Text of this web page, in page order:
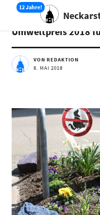
AKTUELLES
Umweltpreis 2018
VON REDAKTION
8. MAI 2018